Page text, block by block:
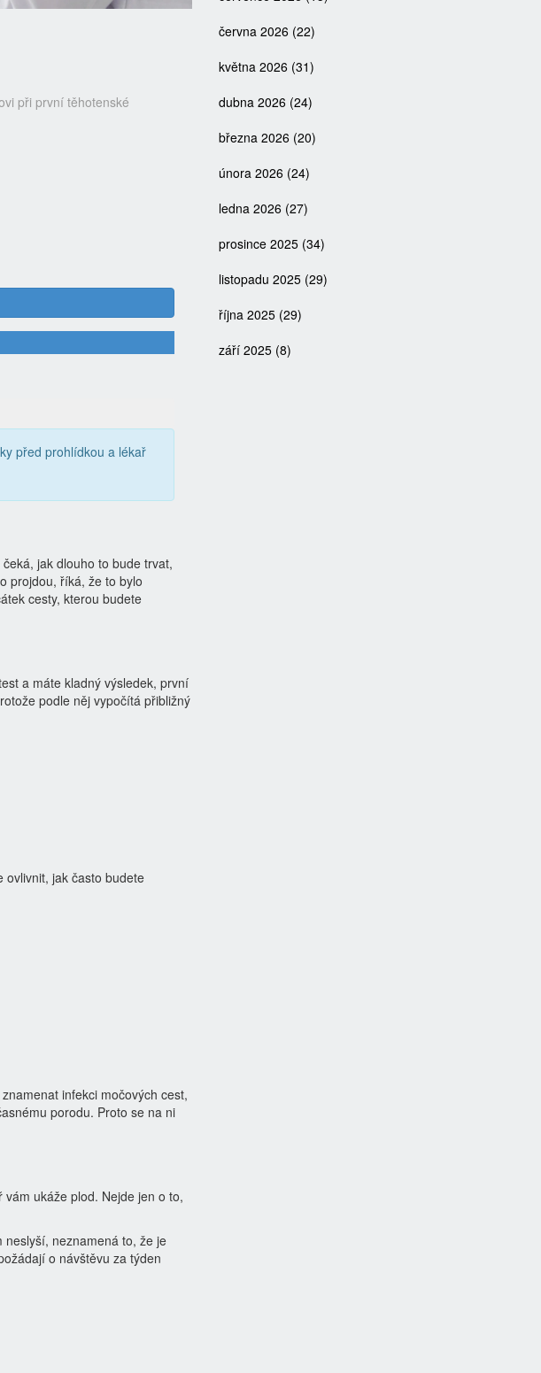
při první těhotenské
před prohlídkou a lékař
jak dlouho to bude trvat,
projdou, říká, že to bylo
cesty, kterou budete
a máte kladný výsledek, první
podle něj vypočítá přibližný
ovlivnit, jak často budete
infekci močových cest,
porodu. Proto se na ni
ukáže plod. Nejde jen o to,
neznamená to, že je
o návštěvu za týden
června 2026 (22)
května 2026 (31)
dubna 2026 (24)
března 2026 (20)
února 2026 (24)
ledna 2026 (27)
prosince 2025 (34)
listopadu 2025 (29)
října 2025 (29)
září 2025 (8)